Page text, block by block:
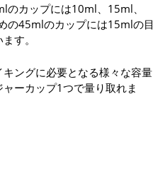
のカップには10ml、15ml、
の45mlのカップには15mlの目
す。
キングに必要となる様々な容量
ーカップ1つで量り取れま